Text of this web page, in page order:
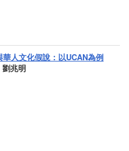
人文化假說：以UCAN為例
劉兆明